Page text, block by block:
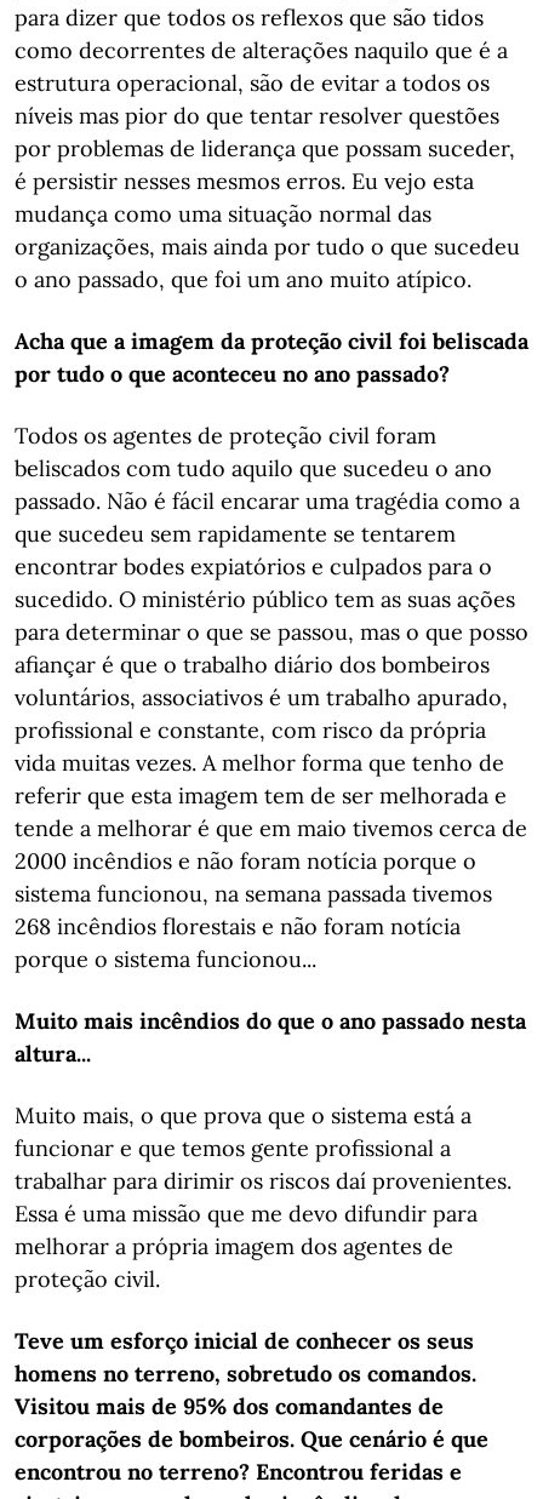
para dizer que todos os reflexos que são tidos
como decorrentes de alterações naquilo que é a
estrutura operacional, são de evitar a todos os
níveis mas pior do que tentar resolver questões
por problemas de liderança que possam suceder,
é persistir nesses mesmos erros. Eu vejo esta
mudança como uma situação normal das
organizações, mais ainda por tudo o que sucedeu
o ano passado, que foi um ano muito atípico.
Acha que a imagem da proteção civil foi beliscada
por tudo o que aconteceu no ano passado?
Todos os agentes de proteção civil foram
beliscados com tudo aquilo que sucedeu o ano
passado. Não é fácil encarar uma tragédia como a
que sucedeu sem rapidamente se tentarem
encontrar bodes expiatórios e culpados para o
sucedido. O ministério público tem as suas ações
para determinar o que se passou, mas o que posso
afiançar é que o trabalho diário dos bombeiros
voluntários, associativos é um trabalho apurado,
profissional e constante, com risco da própria
vida muitas vezes. A melhor forma que tenho de
referir que esta imagem tem de ser melhorada e
tende a melhorar é que em maio tivemos cerca de
2000 incêndios e não foram notícia porque o
sistema funcionou, na semana passada tivemos
268 incêndios florestais e não foram notícia
porque o sistema funcionou...
Muito mais incêndios do que o ano passado nesta
altura...
Muito mais, o que prova que o sistema está a
funcionar e que temos gente profissional a
trabalhar para dirimir os riscos daí provenientes.
Essa é uma missão que me devo difundir para
melhorar a própria imagem dos agentes de
proteção civil.
Teve um esforço inicial de conhecer os seus
homens no terreno, sobretudo os comandos.
Visitou mais de 95% dos comandantes de
corporações de bombeiros. Que cenário é que
encontrou no terreno? Encontrou feridas e